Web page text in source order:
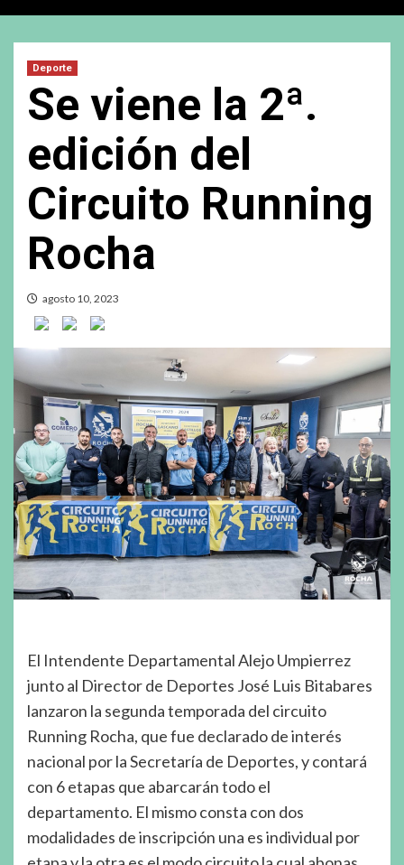
Deporte
Se viene la 2ª.
edición del
Circuito Running
Rocha
agosto 10, 2023
El Intendente Departamental Alejo Umpierrez
junto al Director de Deportes José Luis Bitabares
lanzaron la segunda temporada del circuito
Running Rocha, que fue declarado de interés
nacional por la Secretaría de Deportes, y contará
con 6 etapas que abarcarán todo el
departamento. El mismo consta con dos
modalidades de inscripción una es individual por